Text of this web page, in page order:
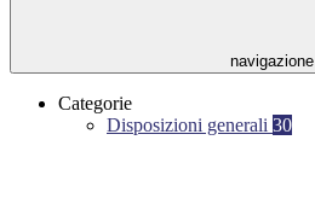
navigazione
Categorie
Disposizioni generali 30